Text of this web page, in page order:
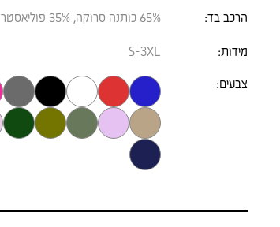
הרכב בד:
מידות:
65% כותנה סרוקה, 35% פוליאסטר
S-3XL
צבעים: